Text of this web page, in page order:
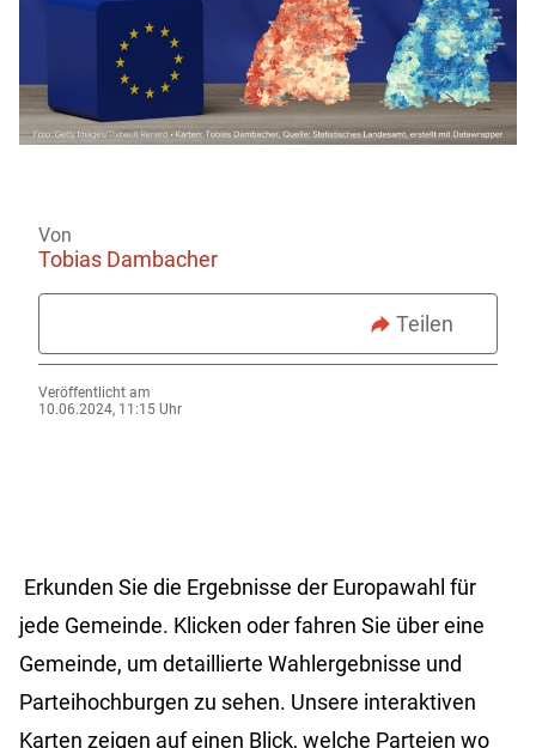
Von
Tobias Dambacher
Teilen
Veröffentlicht am
10.06.2024, 11:15 Uhr
Erkunden Sie die Ergebnisse der Europawahl für
jede Gemeinde. Klicken oder fahren Sie über eine
Gemeinde, um detaillierte Wahlergebnisse und
Parteihochburgen zu sehen. Unsere interaktiven
Karten zeigen auf einen Blick, welche Parteien wo